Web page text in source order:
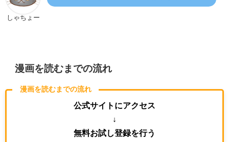
しゃちょー
漫画を読むまでの流れ
漫画を読むまでの流れ
公式サイトにアクセス
↓
無料お試し登録を行う